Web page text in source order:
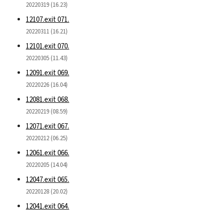
20220319 (16.23)
12107.exit 071.
20220311 (16.21)
12101.exit 070.
20220305 (11.43)
12091.exit 069.
20220226 (16.04)
12081.exit 068.
20220219 (08.59)
12071.exit 067.
20220212 (06.25)
12061.exit 066.
20220205 (14.04)
12047.exit 065.
20220128 (20.02)
12041.exit 064.